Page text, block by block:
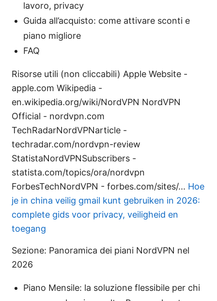
lavoro, privacy
Guida all’acquisto: come attivare sconti e
piano migliore
FAQ
Risorse utili (non cliccabili) Apple Website -
apple.com Wikipedia -
en.wikipedia.org/wiki/NordVPN NordVPN
Official - nordvpn.com
TechRadarNordVPNarticle -
techradar.com/nordvpn-review
StatistaNordVPNSubscribers -
statista.com/topics/ora/nordvpn
ForbesTechNordVPN - forbes.com/sites/... Hoe
je in china veilig gmail kunt gebruiken in 2026:
complete gids voor privacy, veiligheid en
toegang
Sezione: Panoramica dei piani NordVPN nel
2026
Piano Mensile: la soluzione flessibile per chi